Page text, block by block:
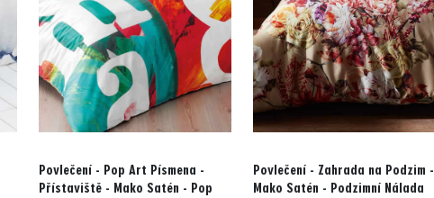
Povlečení - Pop Art Písmena -
Přístaviště - Mako Satén - Pop
Povlečení - Zahrada na Podzim -
Mako Satén - Podzimní Nálada